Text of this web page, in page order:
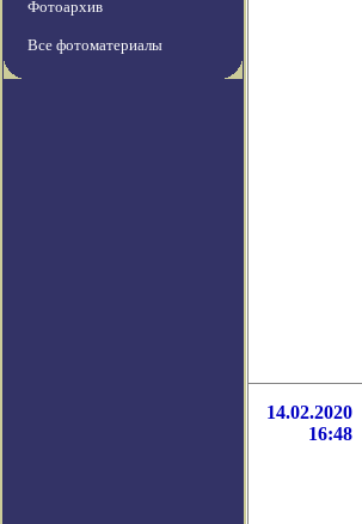
Фотоархив
Все фотоматериалы
14.02.2020
16:48